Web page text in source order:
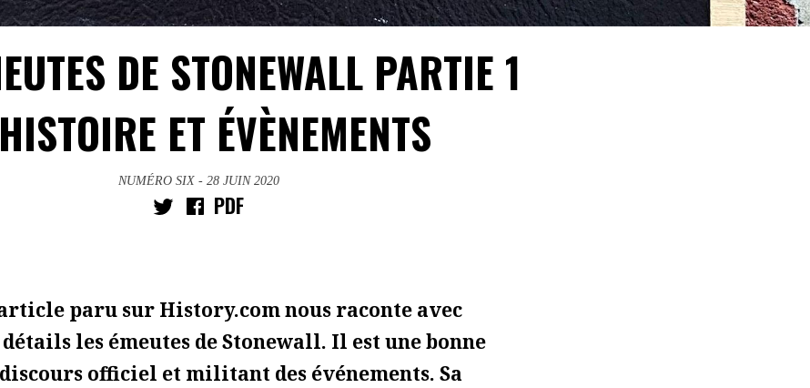
DE STONEWALL PARTIE 1
ET ÉVÈNEMENTS
NUMÉRO SIX - 28 JUIN 2020
PDF
paru sur History.com nous raconte avec
les émeutes de Stonewall. Il est une bonne
officiel et militant des événements. Sa